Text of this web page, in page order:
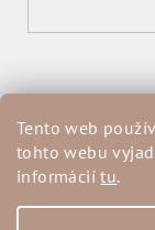
Tento web
tohto webu
informáciítu.
Vrátenie
Obchodné